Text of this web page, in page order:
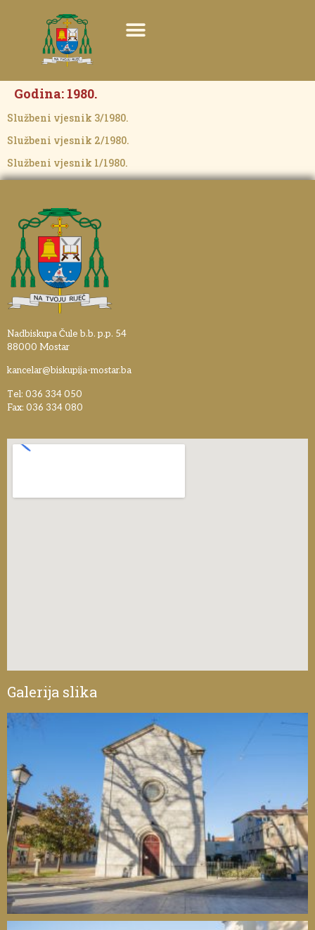
Godina: 1980.
Službeni vjesnik 3/1980.
Službeni vjesnik 2/1980.
Službeni vjesnik 1/1980.
Nadbiskupa Čule b.b. p.p. 54
88000 Mostar
kancelar@biskupija-mostar.ba
Tel: 036 334 050
Fax: 036 334 080
Galerija slika